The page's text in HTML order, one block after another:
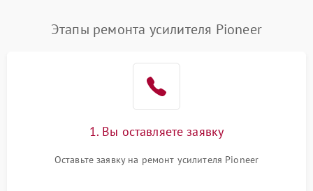
Этапы ремонта усилителя Pioneer
1. Вы оставляете заявку
Оставьте заявку на ремонт усилителя Pioneer